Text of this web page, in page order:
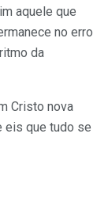
aquele que
no erro
da
Cristo nova
eis que tudo se